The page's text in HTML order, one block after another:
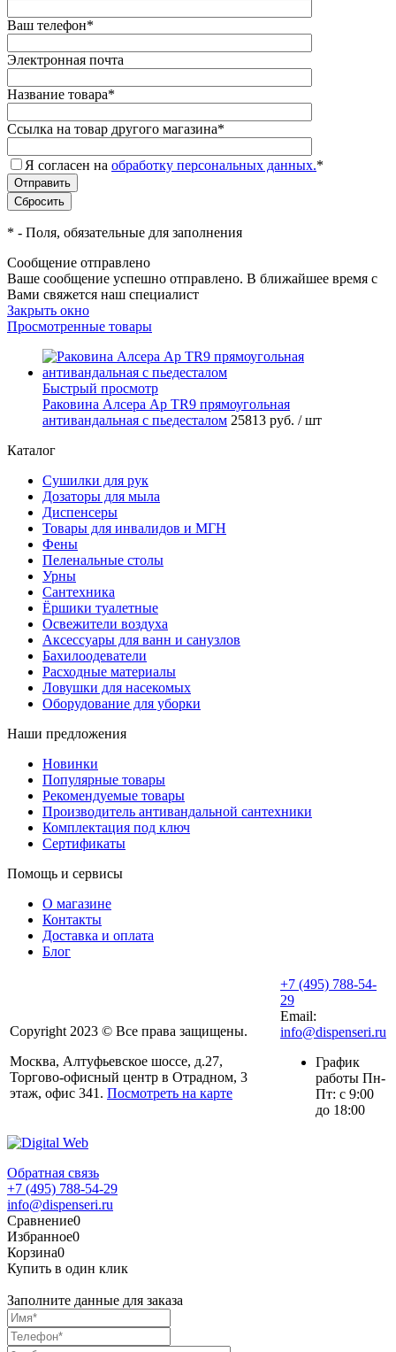
Ваш телефон*
Электронная почта
Название товара*
Ссылка на товар другого магазина*
Я согласен на обработку персональных данных.*
* - Поля, обязательные для заполнения
Сообщение отправлено
Ваше сообщение успешно отправлено. В ближайшее время с
Вами свяжется наш специалист
Закрыть окно
Просмотренные товары
Быстрый просмотр
Раковина Алсера Ap TR9 прямоугольная
антивандальная с пьедесталом 25813 руб. / шт
Каталог
Сушилки для рук
Дозаторы для мыла
Диспенсеры
Товары для инвалидов и МГН
Фены
Пеленальные столы
Урны
Сантехника
Ёршики туалетные
Освежители воздуха
Аксессуары для ванн и санузлов
Бахилоодеватели
Расходные материалы
Ловушки для насекомых
Оборудование для уборки
Наши предложения
Новинки
Популярные товары
Рекомендуемые товары
Производитель антивандальной сантехники
Комплектация под ключ
Сертификаты
Помощь и сервисы
О магазине
Контакты
Доставка и оплата
Блог
Copyright 2023 © Все права защищены.
Москва, Алтуфьевское шоссе, д.27,
Торгово-офисный центр в Отрадном, 3
этаж, офис 341. Посмотреть на карте
+7 (495) 788-54-
29
Email:
info@dispenseri.ru
График
работы Пн-
Пт: с 9:00
до 18:00
Обратная связь
+7 (495) 788-54-29
info@dispenseri.ru
Сравнение0
Избранное0
Корзина0
Купить в один клик
Заполните данные для заказа